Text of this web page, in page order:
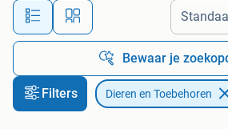
Alle afstanden…
Bewaar je
Filters Dieren en Toebehoren